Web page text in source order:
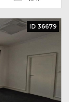
ID 36679